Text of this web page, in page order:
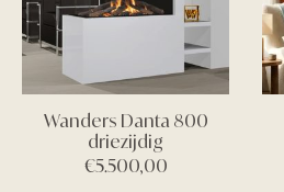
Wanders Danta 800
driezijdig
€5.500,00